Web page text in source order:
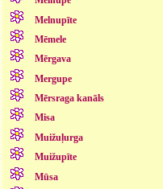
Melnupīte
Mēmele
Mērgava
Mergupe
Mērsraga kanāls
Misa
Muižuļurga
Muižupīte
Mūsa